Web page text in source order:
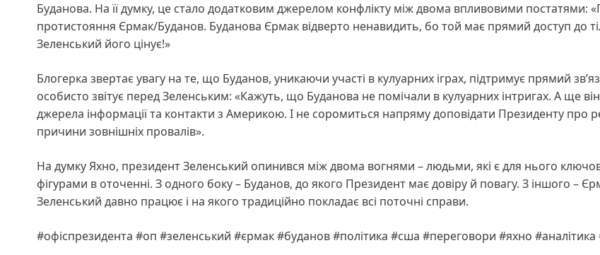
Буданова. На її думку, це стало додатковим джерелом конфлікту між двома впливовими постатями:
протистояння Єрмак/Буданов. Буданова Єрмак відверто ненавидить, бо той має прямий доступ до
Зеленський його цінує!»
Блогерка звертає увагу на те, що Буданов, уникаючи участі в кулуарних іграх, підтримує прямий
особисто звітує перед Зеленським: «Кажуть, що Буданова не помічали в кулуарних інтригах. А ще
джерела інформації та контакти з Америкою. І не соромиться напряму доповідати Президенту про
причини зовнішніх провалів».
На думку Яхно, президент Зеленський опинився між двома вогнями – людьми, які є для нього
фігурами в оточенні. З одного боку – Буданов, до якого Президент має довіру й повагу. З іншого –
Зеленський давно працює і на якого традиційно покладає всі поточні справи.
#офіспрезидента #оп #зеленський #єрмак #буданов #політика #сша #переговори #яхно #аналітика